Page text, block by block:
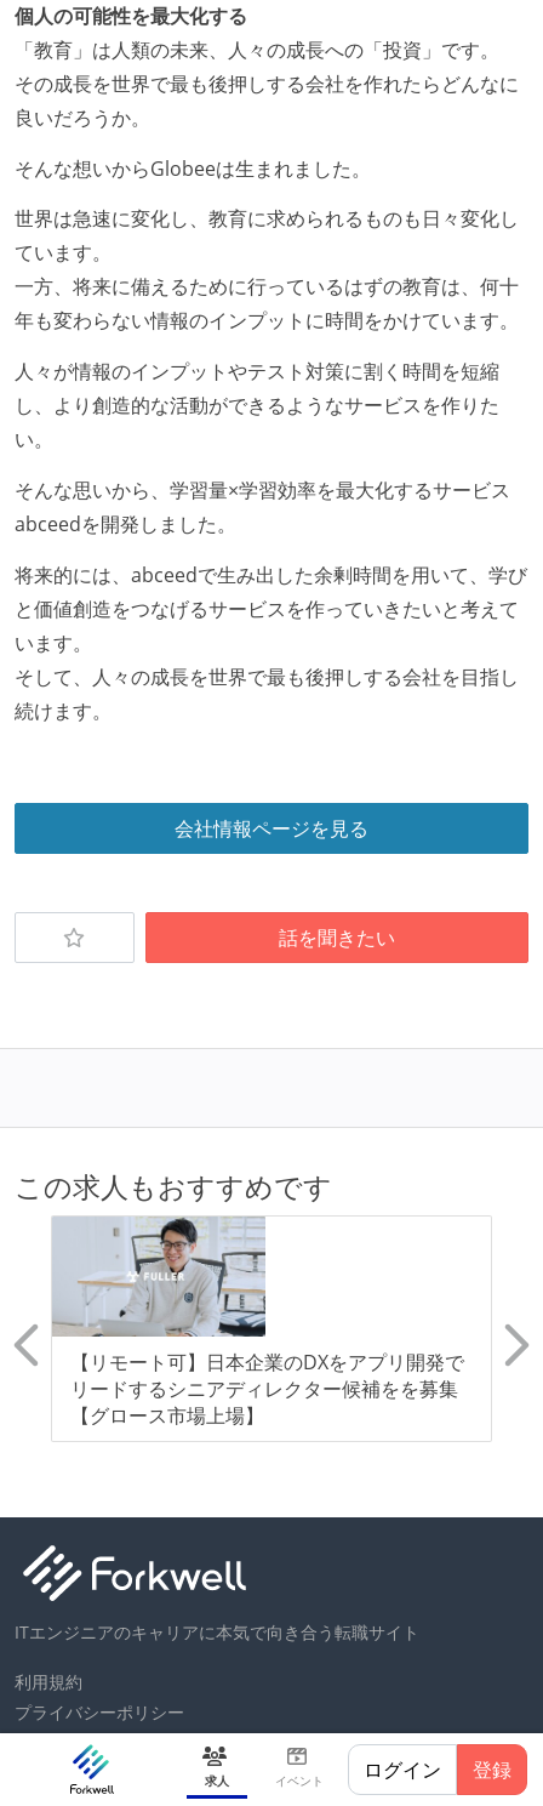
求人 イベント ログイン 登録
個人の可能性を最大化する
「教育」は人類の未来、人々の成長への「投資」です。
その成長を世界で最も後押しする会社を作れたらどんなに
良いだろうか。
そんな想いからGlobeeは生まれました。
世界は急速に変化し、教育に求められるものも日々変化し
ています。
一方、将来に備えるために行っているはずの教育は、何十
年も変わらない情報のインプットに時間をかけています。
人々が情報のインプットやテスト対策に割く時間を短縮
し、より創造的な活動ができるようなサービスを作りた
い。
そんな思いから、学習量×学習効率を最大化するサービス
abceedを開発しました。
将来的には、abceedで生み出した余剰時間を用いて、学び
と価値創造をつなげるサービスを作っていきたいと考えて
います。
そして、人々の成長を世界で最も後押しする会社を目指し
続けます。
会社情報ページを見る
話を聞きたい
この求人もおすすめです
【リモート可】日本企業のDXをアプリ開発で
リードするシニアディレクター候補をを募集
【グロース市場上場】
ITエンジニアのキャリアに本気で向き合う転職サイト
利用規約
プライバシーポリシー
お問い合わせ